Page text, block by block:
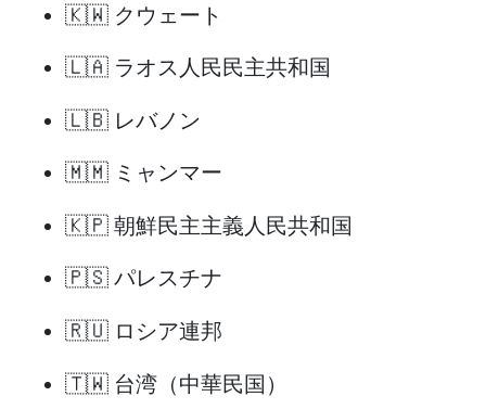
🇰🇼 クウェート
🇱🇦 ラオス人民民主共和国
🇱🇧 レバノン
🇲🇲 ミャンマー
🇰🇵 朝鮮民主主義人民共和国
🇵🇸 パレスチナ
🇷🇺 ロシア連邦
🇹🇼 台湾（中華民国）